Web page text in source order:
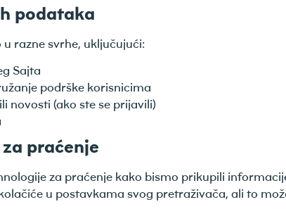
podataka
razne svrhe, uključujući:
Sajta
podrške korisnicima
novosti (ako ste se prijavili)
praćenje
za praćenje kako bismo prikupili
u postavkama svog pretraživača, ali to